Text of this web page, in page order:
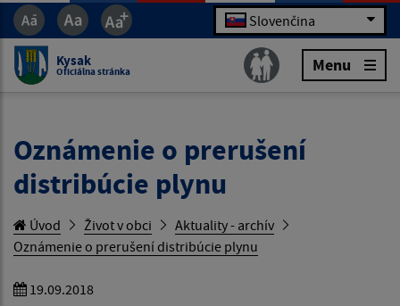
Slovenčina
Kysak
Oficiálna stránka Menu
Oznámenie o prerušení
distribúcie plynu
Úvod Život v obci
Aktuality - archív
Oznámenie o prerušení distribúcie plynu
19.09.2018